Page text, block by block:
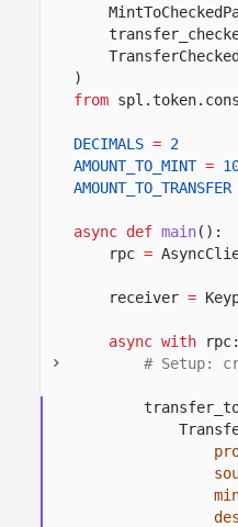
)
from
DECIMALS = 2
AMOUNT_TO_MINT =
AMOUNT_TO_TRANSFER
async def main():
rpc =
receiver =
async with
rpc:
# Setup: